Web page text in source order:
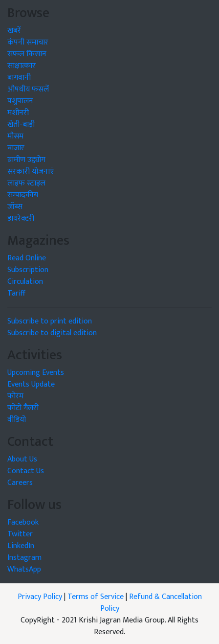
Browse
खबरें
कंपनी समाचार
सफल किसान
साक्षात्कार
बागवानी
औषधीय फसलें
पशुपालन
मशीनरी
खेती-बाड़ी
मौसम
बाजार
ग्रामीण उद्द्योग
सरकारी योजनाएं
लाइफ स्टाइल
सम्पादकीय
जॉब्स
डायरेक्टरी
Magazines
Read Online
Subscription
Circulation
Tariff
Subscribe to print edition
Subscribe to digital edition
Activities
Upcoming Events
Events Update
फोरम
फोटो गैलरी
वीडियो
Contact
About Us
Contact Us
Careers
Follow us
Facebook
Twitter
LinkedIn
Instagram
WhatsApp
Privacy Policy|Terms of Service|Refund & Cancellation
Policy
CopyRight - 2021 Krishi Jagran Media Group. All Rights
Reserved.